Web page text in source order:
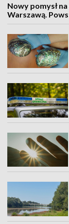
Nowy pomysł
Warszawą.